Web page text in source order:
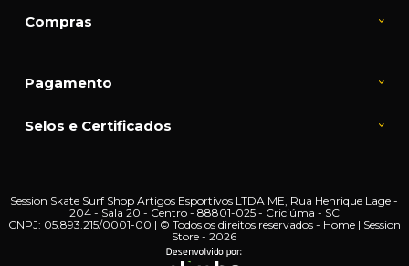
Compras
Pagamento
Selos e Certificados
Session Skate Surf Shop Artigos Esportivos LTDA ME, Rua Henrique Lage -
204 - Sala 20 - Centro - 88801-025 - Criciúma - SC
CNPJ: 05.893.215/0001-00 | © Todos os direitos reservados - Home | Session
Store - 2026